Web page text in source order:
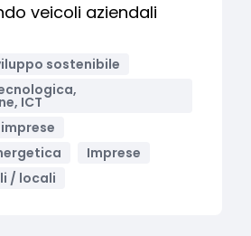
veicoli aziendali
sostenibile
ICT
Imprese
/ locali